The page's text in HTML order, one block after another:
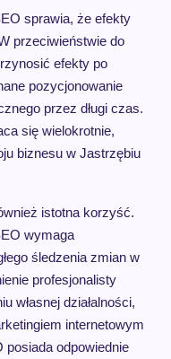
sprawia, że efekty
przeciwieństwie do
efekty po
pozycjonowanie
przez długi czas.
się wielokrotnie,
biznesu w Jastrzębiu
istotna korzyść.
wymaga
śledzenia zmian w
profesjonalisty
własnej działalności,
internetowym
odpowiednie